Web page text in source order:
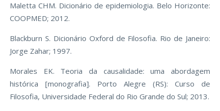
Maletta CHM. Dicionário de epidemiologia. Belo Horizonte:
COOPMED; 2012.
Blackburn S. Dicionário Oxford de Filosofia. Rio de Janeiro:
Jorge Zahar; 1997.
Morales EK. Teoria da causalidade: uma abordagem
histórica [monografia]. Porto Alegre (RS): Curso de
Filosofia, Universidade Federal do Rio Grande do Sul; 2013.